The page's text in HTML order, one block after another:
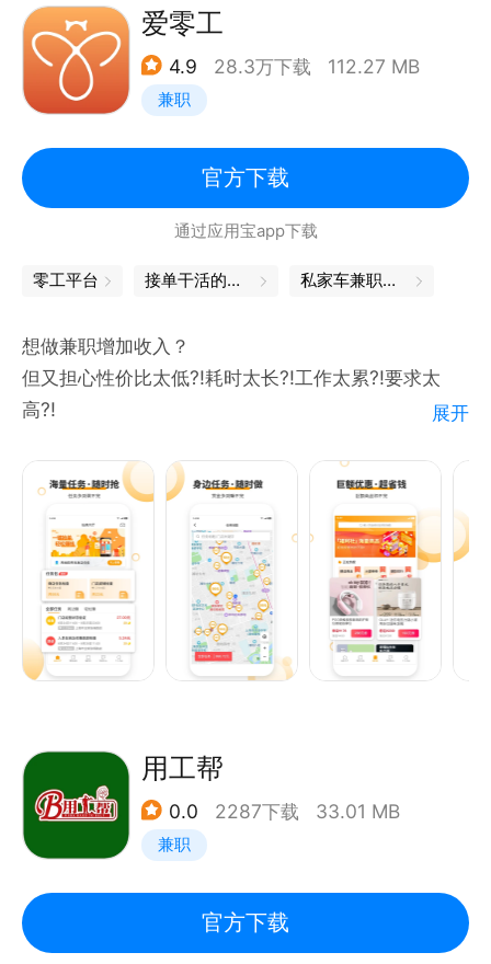
免费为您提供专业求职顾问，全程服务您找工作 ；当
天面试,当天进厂；
专属经纪人一对一指导找工作；免费车接车送、免费培
训、免费照相复印证件、免费送厂面试；更有生活补贴
进厂找工作，就上我的打工网！一家真实的找工作网
站！
免费热线：400-8355-665
爱零工
4.9 28.3万下载 112.27 MB
兼职
官方下载
通过应用宝app下载
零工平台 接单干活的平台 私家车兼职平台
想做兼职增加收入？
但又担心性价比太低?!耗时太长?!工作太累?!要求太
高?!
“爱零工”为您提供海量卖场,超市,便利店内的赚钱机会.
每天12点上线大量理货,市调,促销等兼职需求,操作简
单,耗时短,费用及时到账.
只需利用你的一点点闲暇时间,一键抢单,即可轻松兼职!
联系我们
客服热线：400-808-1032
加入我们：HR@slicejobs.com
展开
用工帮
0.0 2287下载 33.01 MB
兼职
官方下载